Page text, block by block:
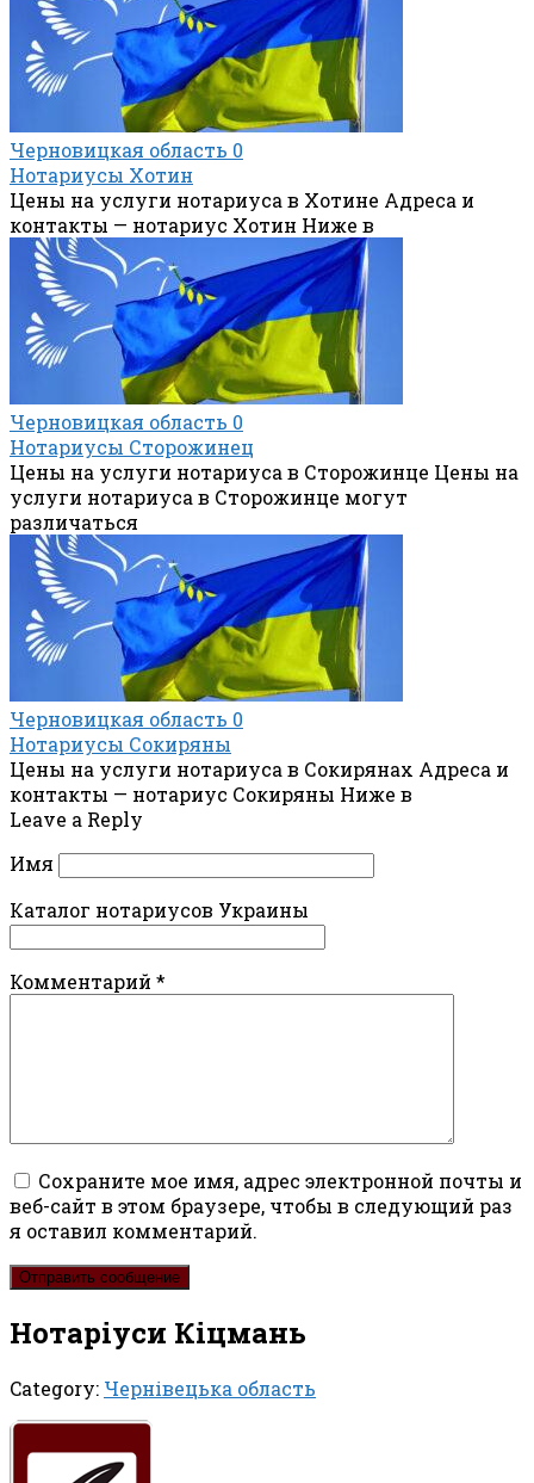
Черновицкая область 0
Нотариусы Хотин
Цены на услуги нотариуса в Хотине Адреса и
контакты — нотариус Хотин Ниже в
Черновицкая область 0
Нотариусы Сторожинец
Цены на услуги нотариуса в Сторожинце Цены на
услуги нотариуса в Сторожинце могут
различаться
Черновицкая область 0
Нотариусы Сокиряны
Цены на услуги нотариуса в Сокирянах Адреса и
контакты — нотариус Сокиряны Ниже в
Leave a Reply
Имя
Каталог нотариусов Украины
Комментарий *
Сохраните мое имя, адрес электронной почты и
веб-сайт в этом браузере, чтобы в следующий раз
я оставил комментарий.
Нотаріуси Кіцмань
Category: Чернівецька область